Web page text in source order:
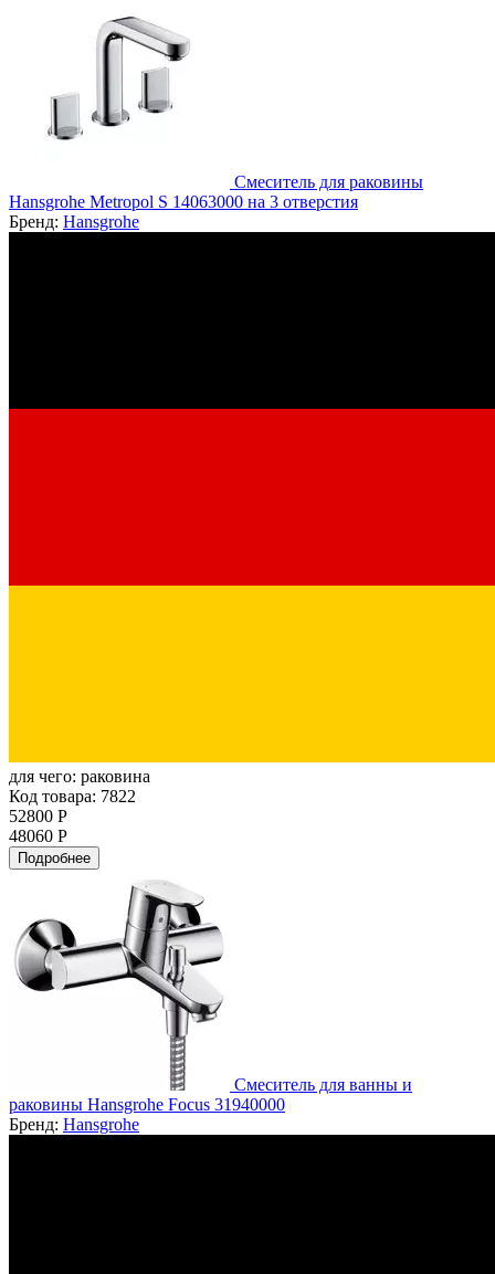
Смеситель для раковины
Hansgrohe Metropol S 14063000 на 3 отверстия
Бренд: Hansgrohe
для чего: раковина
Код товара: 7822
52800 Р
48060 Р
Подробнее
Смеситель для ванны и
раковины Hansgrohe Focus 31940000
Бренд: Hansgrohe